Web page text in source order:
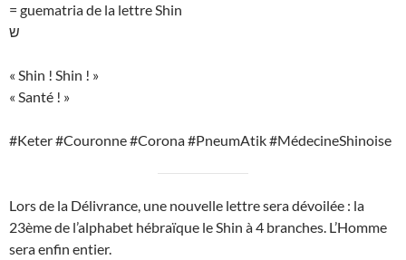
= guematria de la lettre Shin
ש
« Shin ! Shin ! »
« Santé ! »
#Keter #Couronne #Corona #PneumAtik #MédecineShinoise
Lors de la Délivrance, une nouvelle lettre sera dévoilée : la
23ème de l’alphabet hébraïque le Shin à 4 branches. L’Homme
sera enfin entier.